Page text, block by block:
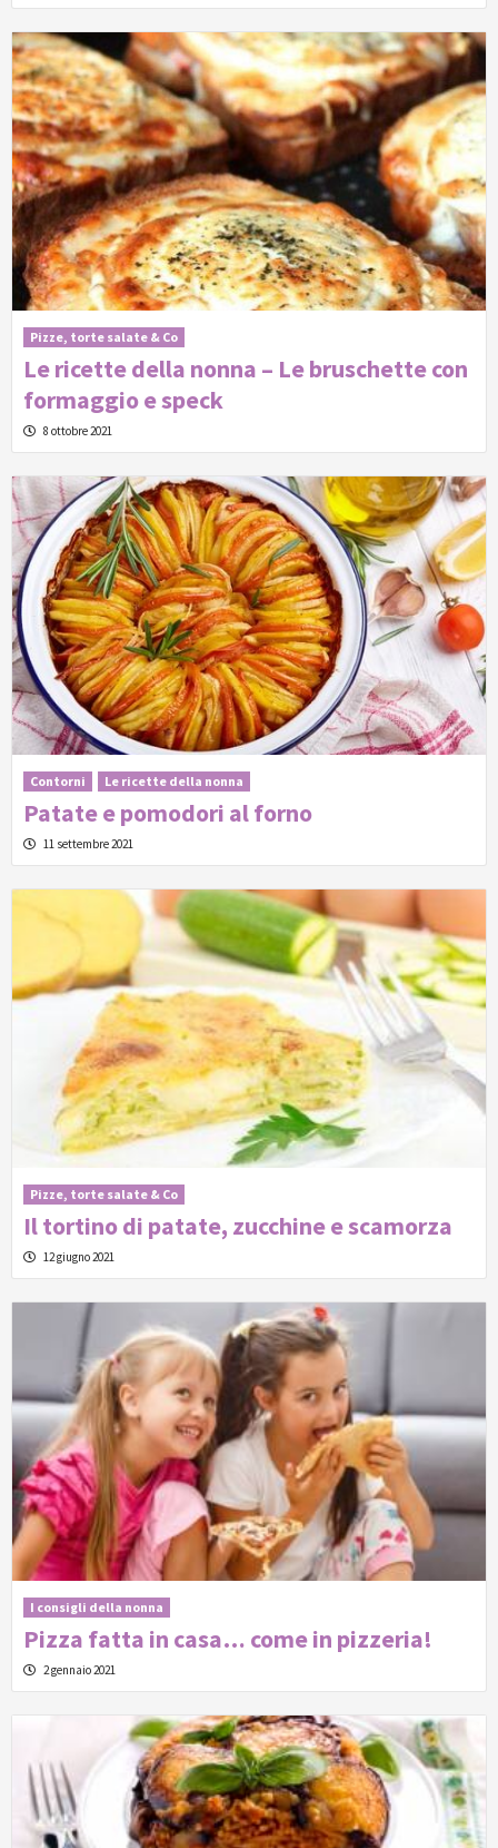
Pizze, torte salate & Co
Le ricette della nonna – Le bruschette con
formaggio e speck
8 ottobre 2021
Contorni Le ricette della nonna
Patate e pomodori al forno
11 settembre 2021
Pizze, torte salate & Co
Il tortino di patate, zucchine e scamorza
12 giugno 2021
I consigli della nonna
Pizza fatta in casa… come in pizzeria!
2 gennaio 2021